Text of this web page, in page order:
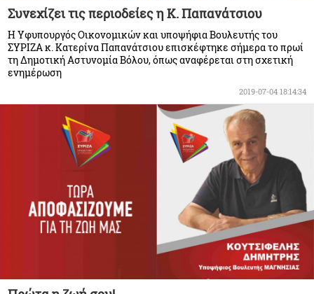
Συνεχίζει τις περιοδείες η Κ. Παπανάτσιου
Η Υφυπουργός Οικονομικών και υποψήφια Βουλευτής του
ΣΥΡΙΖΑ κ. Κατερίνα Παπανάτσιου επισκέφτηκε σήμερα το πρωί
τη Δημοτική Αστυνομία Βόλου, όπως αναφέρεται στη σχετική
ενημέρωση
2019-07-04 18:14:34